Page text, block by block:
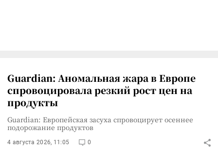
Guardian: Аномальная жара в Европе
спровоцировала резкий рост цен на
продукты
Guardian: Европейская засуха спровоцирует осеннее
подорожание продуктов
4 августа 2026, 11:05 0